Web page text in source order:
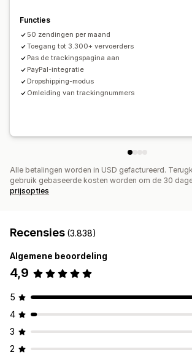
Aangepaste meldingen
Updates van bestellingen
Functies
50 zendingen per maand
Toegang tot 3.300+ vervoerders
Pas de trackingspagina aan
PayPal-integratie
Dropshipping-modus
Omleiding van trackingnummers
Alle betalingen worden in USD gefactureerd.
gebruik gebaseerde kosten worden om de 30
prijsopties
Recensies (3.838)
Algemene beoordeling
4,9
5
4
3
2